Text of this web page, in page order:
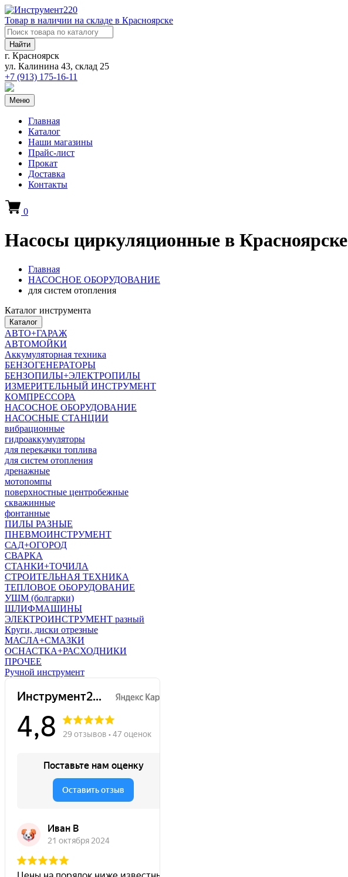
Товар в наличии на складе в Красноярске
Найти
г. Красноярск
ул. Калинина 43, склад 25
+7 (913) 175-16-11
Меню
Главная
Каталог
Наши магазины
Прайс-лист
Прокат
Доставка
Контакты
0
Насосы циркуляционные в Красноярске
Главная
НАСОСНОЕ ОБОРУДОВАНИЕ
для систем отопления
Каталог инструмента
Каталог
АВТО+ГАРАЖ
АВТОМОЙКИ
Аккумуляторная техника
БЕНЗОГЕНЕРАТОРЫ
БЕНЗОПИЛЫ+ЭЛЕКТРОПИЛЫ
ИЗМЕРИТЕЛЬНЫЙ ИНСТРУМЕНТ
КОМПРЕССОРА
НАСОСНОЕ ОБОРУДОВАНИЕ
НАСОСНЫЕ СТАНЦИИ
вибрационные
гидроаккумуляторы
для перекачки топлива
для систем отопления
дренажные
мотопомпы
поверхностные центробежные
скважинные
фонтанные
ПИЛЫ РАЗНЫЕ
ПНЕВМОИНСТРУМЕНТ
САД+ОГОРОД
СВАРКА
СТАНКИ+ТОЧИЛА
СТРОИТЕЛЬНАЯ ТЕХНИКА
ТЕПЛОВОЕ ОБОРУДОВАНИЕ
УШМ (болгарки)
ШЛИФМАШИНЫ
ЭЛЕКТРОИНСТРУМЕНТ разный
Круги, диски отрезные
МАСЛА+СМАЗКИ
ОСНАСТКА+РАСХОДНИКИ
ПРОЧЕЕ
Ручной инструмент